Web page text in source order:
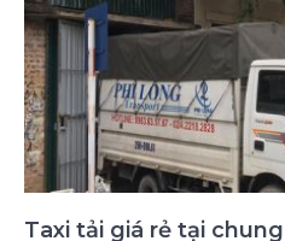
Taxi tải giá rẻ tại